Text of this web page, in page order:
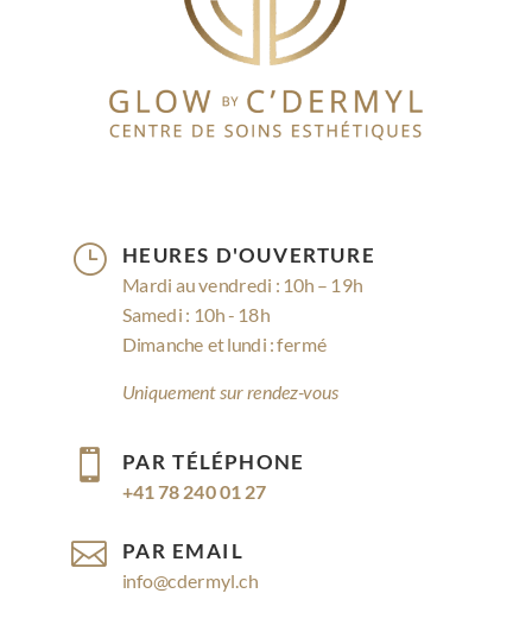
} HEURES D'OUVERTURE
Mardi au vendredi : 10h – 19h
Samedi : 10h - 18h
Dimanche et lundi : fermé
Uniquement sur rendez-vous
 PAR TÉLÉPHONE
+41 78 240 01 27
 PAR EMAIL
info@cdermyl.ch